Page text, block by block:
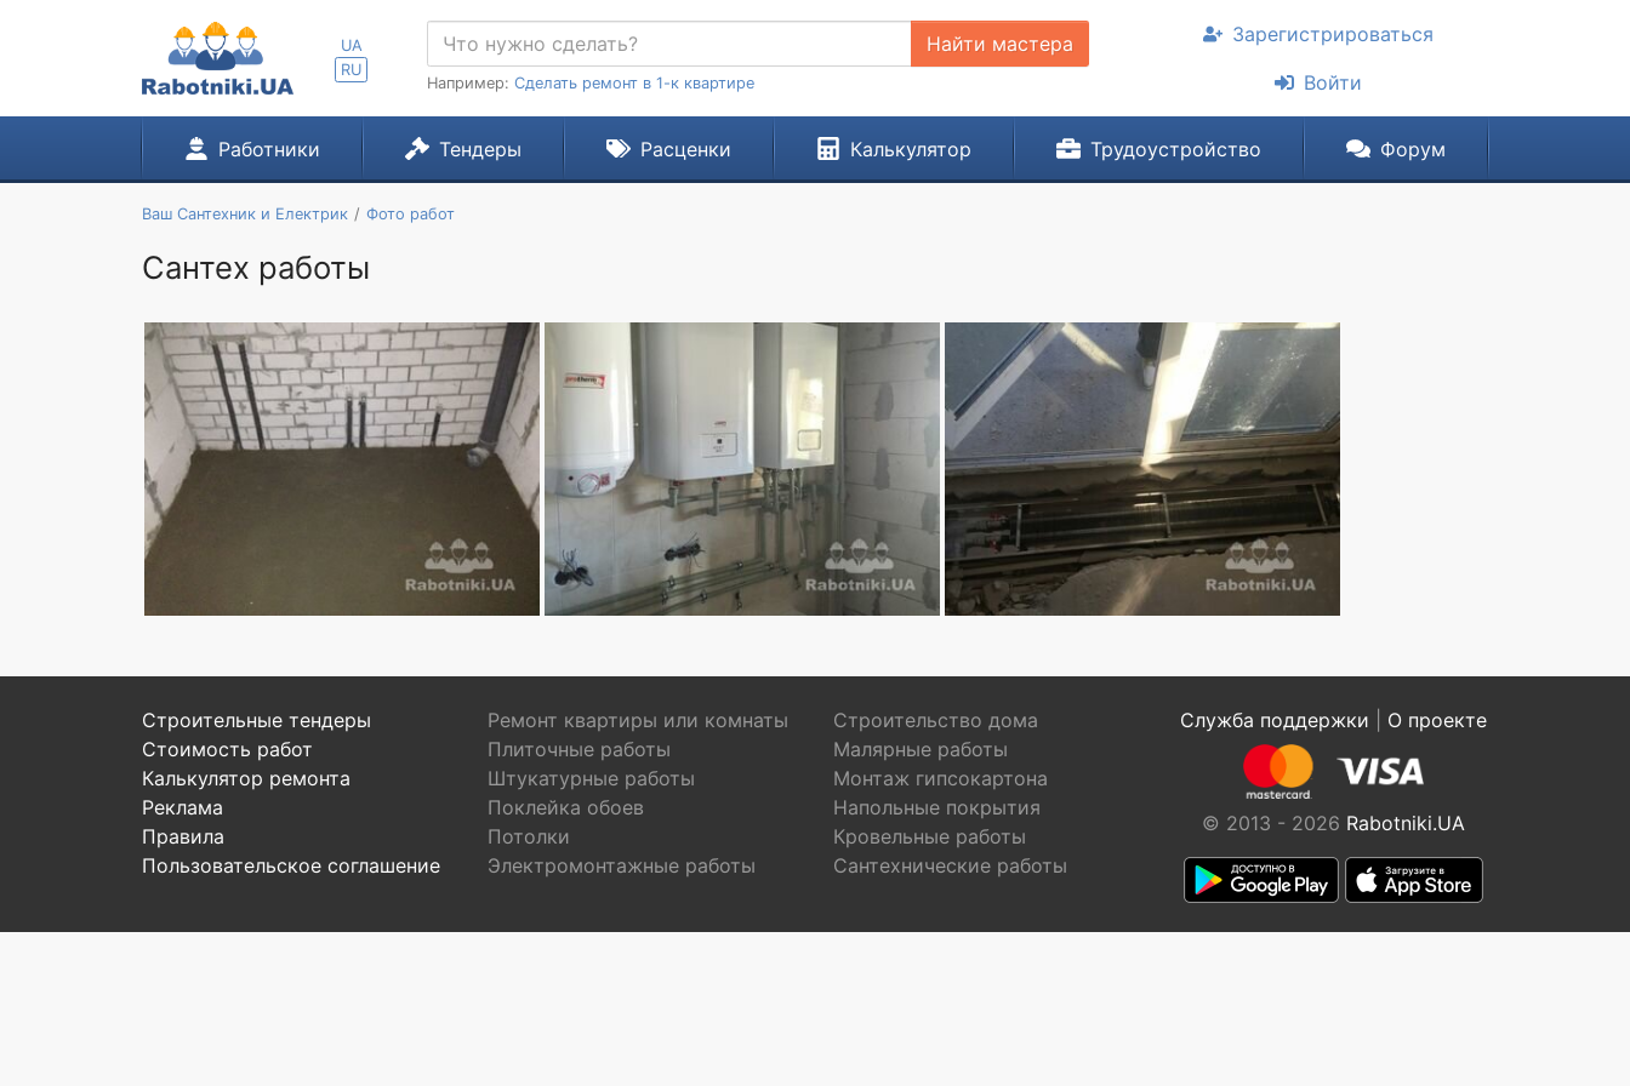
UA
RU
Найти мастера
Например: Сделать ремонт в 1-к квартире
Зарегистрироваться
Войти
Работники Тендеры Расценки Калькулятор Трудоустройство Форум
Ваш Сантехник и Електрик Фото работ
Сантех работы
Строительные тендеры
Стоимость работ
Калькулятор ремонта
Реклама
Правила
Пользовательское соглашение
Ремонт квартиры или комнаты
Строительство дома
Плиточные работы
Малярные работы
Штукатурные работы
Монтаж гипсокартона
Поклейка обоев
Напольные покрытия
Потолки
Кровельные работы
Электромонтажные работы
Сантехнические работы
Служба поддержки О проекте
© 2013 - 2026 Rabotniki.UA